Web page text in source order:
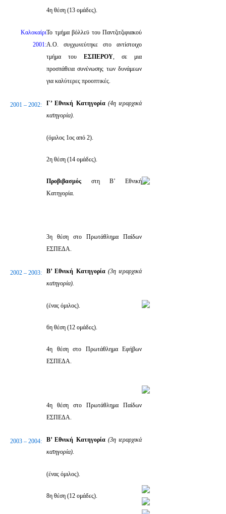
4η θέση (13 ομάδες).
Καλοκαίρι
2001:
Το τμήμα βόλλεϋ του Παντζιτζιφιακού
Α.Ο. συγχωνεύτηκε στο αντίστοιχο
τμήμα του ΕΣΠΕΡΟΥ, σε μια
προσπάθεια συνένωσης των δυνάμεων
για καλύτερες προοπτικές.
2001 – 2002: Γ’ Εθνική Κατηγορία(4η ιεραρχικά
κατηγορία).
(όμιλος 1ος από 2).
2η θέση (14 ομάδες).
Προβιβασμός στη Β’ Εθνική
Κατηγορία.
3η θέση στο Πρωτάθλημα Παίδων
ΕΣΠΕΔΑ.
2002 – 2003: Β’ Εθνική Κατηγορία(3η ιεραρχικά
κατηγορία).
(ένας όμιλος).
6η θέση (12 ομάδες).
4η θέση στο Πρωτάθλημα Εφήβων
ΕΣΠΕΔΑ.
4η θέση στο Πρωτάθλημα Παίδων
ΕΣΠΕΔΑ.
2003 – 2004: Β’ Εθνική Κατηγορία(3η ιεραρχικά
κατηγορία).
(ένας όμιλος).
8η θέση (12 ομάδες).